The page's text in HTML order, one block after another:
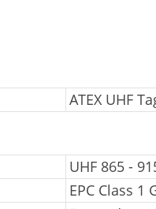
ATEX UHF
UHF 865 -
EPC Class 1